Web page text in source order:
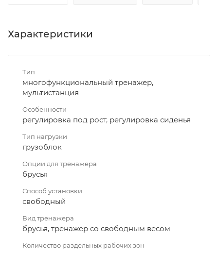
Характеристики
Тип
многофункциональный тренажер,
мультистанция
Особенности
регулировка под рост, регулировка сиденья
Тип нагрузки
грузоблок
Опции для тренажера
брусья
Способ установки
свободный
Вид тренажера
брусья, тренажер со свободным весом
Количество раздельных рабочих зон